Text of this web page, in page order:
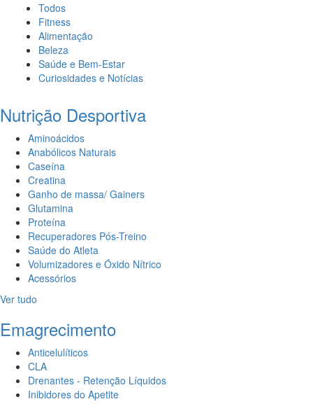
Todos
Fitness
Alimentação
Beleza
Saúde e Bem-Estar
Curiosidades e Notícias
Nutrição Desportiva
Aminoácidos
Anabólicos Naturais
Caseína
Creatina
Ganho de massa/ Gainers
Glutamina
Proteína
Recuperadores Pós-Treino
Saúde do Atleta
Volumizadores e Óxido Nítrico
Acessórios
Ver tudo
Emagrecimento
Anticelulíticos
CLA
Drenantes - Retenção Líquidos
Inibidores do Apetite